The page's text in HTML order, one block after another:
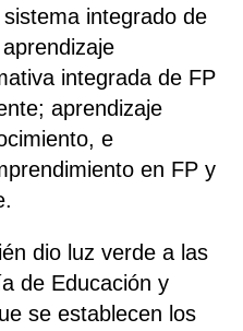
integrado de
integrada de FP
aprendizaje
e
en FP y
dio luz verde a las
de Educación y
se establecen los